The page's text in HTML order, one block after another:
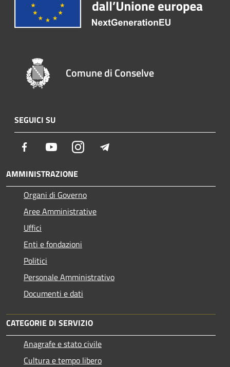
Comune di Conselve
SEGUICI SU
Facebook YoutubeInstagram
AMMINISTRAZIONE
Organi di Governo
Aree Amministrative
Uffici
Enti e fondazioni
Politici
Personale Amministrativo
Documenti e dati
CATEGORIE DI SERVIZIO
Anagrafe e stato civile
Cultura e tempo libero